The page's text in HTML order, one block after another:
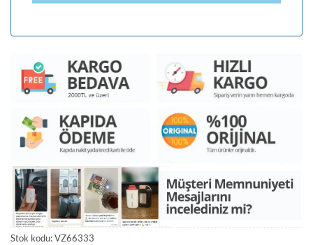
Stok kodu:VZ66333